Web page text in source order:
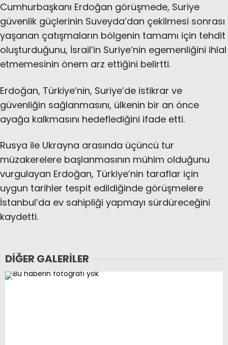
Cumhurbaşkanı Erdoğan görüşmede, Suriye
güvenlik güçlerinin Suveyda’dan çekilmesi sonrası
yaşanan çatışmaların bölgenin tamamı için tehdit
oluşturduğunu, İsrail’in Suriye’nin egemenliğini ihlal
etmemesinin önem arz ettiğini belirtti.
Erdoğan, Türkiye’nin, Suriye’de istikrar ve
güvenliğin sağlanmasını, ülkenin bir an önce
ayağa kalkmasını hedeflediğini ifade etti.
Rusya ile Ukrayna arasında üçüncü tur
müzakerelere başlanmasının mühim olduğunu
vurgulayan Erdoğan, Türkiye’nin taraflar için
uygun tarihler tespit edildiğinde görüşmelere
İstanbul’da ev sahipliği yapmayı sürdüreceğini
kaydetti.
DIĞER GALERILER